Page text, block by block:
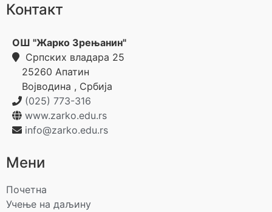
Контакт
ОШ "Жарко Зрењанин"
Српских владара 25
25260 Апатин
Војводина , Србија
(025) 773-316
www.zarko.edu.rs
info@zarko.edu.rs
Мени
Почетна
Учење на даљину